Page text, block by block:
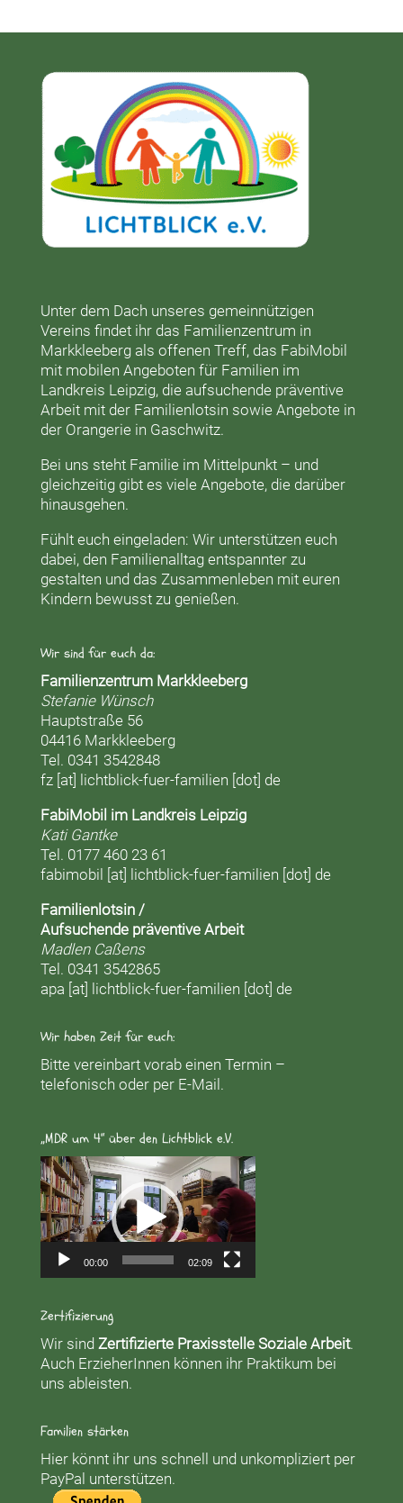
Unter dem Dach unseres gemeinnützigen
Vereins findet ihr das Familienzentrum in
Markkleebergals offenen Treff, das FabiMobil
mit mobilen Angeboten für Familien im
Landkreis Leipzig, die aufsuchende präventive
Arbeit mit der Familienlotsin sowie Angebote in
der Orangeriein Gaschwitz.
Bei uns steht Familie im Mittelpunkt – und
gleichzeitig gibt es viele Angebote, die darüber
hinausgehen.
Fühlt euch eingeladen: Wir unterstützen euch
dabei, den Familienalltag entspannter zu
gestalten und das Zusammenleben mit euren
Kindern bewusst zu genießen.
Wir sind für euch da:
Familienzentrum Markkleeberg
Stefanie Wünsch
Hauptstraße 56
04416 Markkleeberg
Tel. 0341 3542848
fz [at] lichtblick-fuer-familien [dot] de
FabiMobil im Landkreis Leipzig
Kati Gantke
Tel. 0177 460 23 61
fabimobil [at] lichtblick-fuer-familien [dot] de
Familienlotsin /
Aufsuchende präventive Arbeit
Madlen Caßens
Tel. 0341 3542865
apa [at] lichtblick-fuer-familien [dot] de
Wir haben Zeit für euch:
Bitte vereinbart vorab einen Termin –
telefonisch oder per E-Mail.
„MDR um 4“ über den Lichtblick e.V.
Video-
Player
00:00 02:09
Zertifizierung
Wir sind Zertifizierte Praxisstelle Soziale Arbeit.
Auch ErzieherInnen können ihr Praktikum bei
uns ableisten.
Familien stärken
Hier könnt ihr uns schnell und unkompliziert per
PayPal unterstützen.